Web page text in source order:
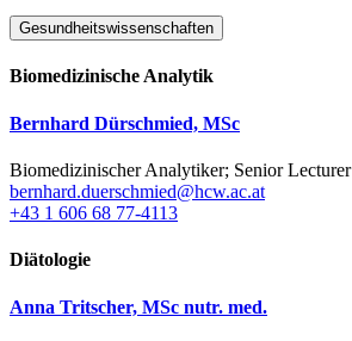
Gesundheitswissenschaften
Biomedizinische Analytik
Bernhard Dürschmied, MSc
Biomedizinischer Analytiker; Senior Lecturer
bernhard.duerschmied@hcw.ac.at
+43 1 606 68 77-4113
Diätologie
Anna Tritscher, MSc nutr. med.